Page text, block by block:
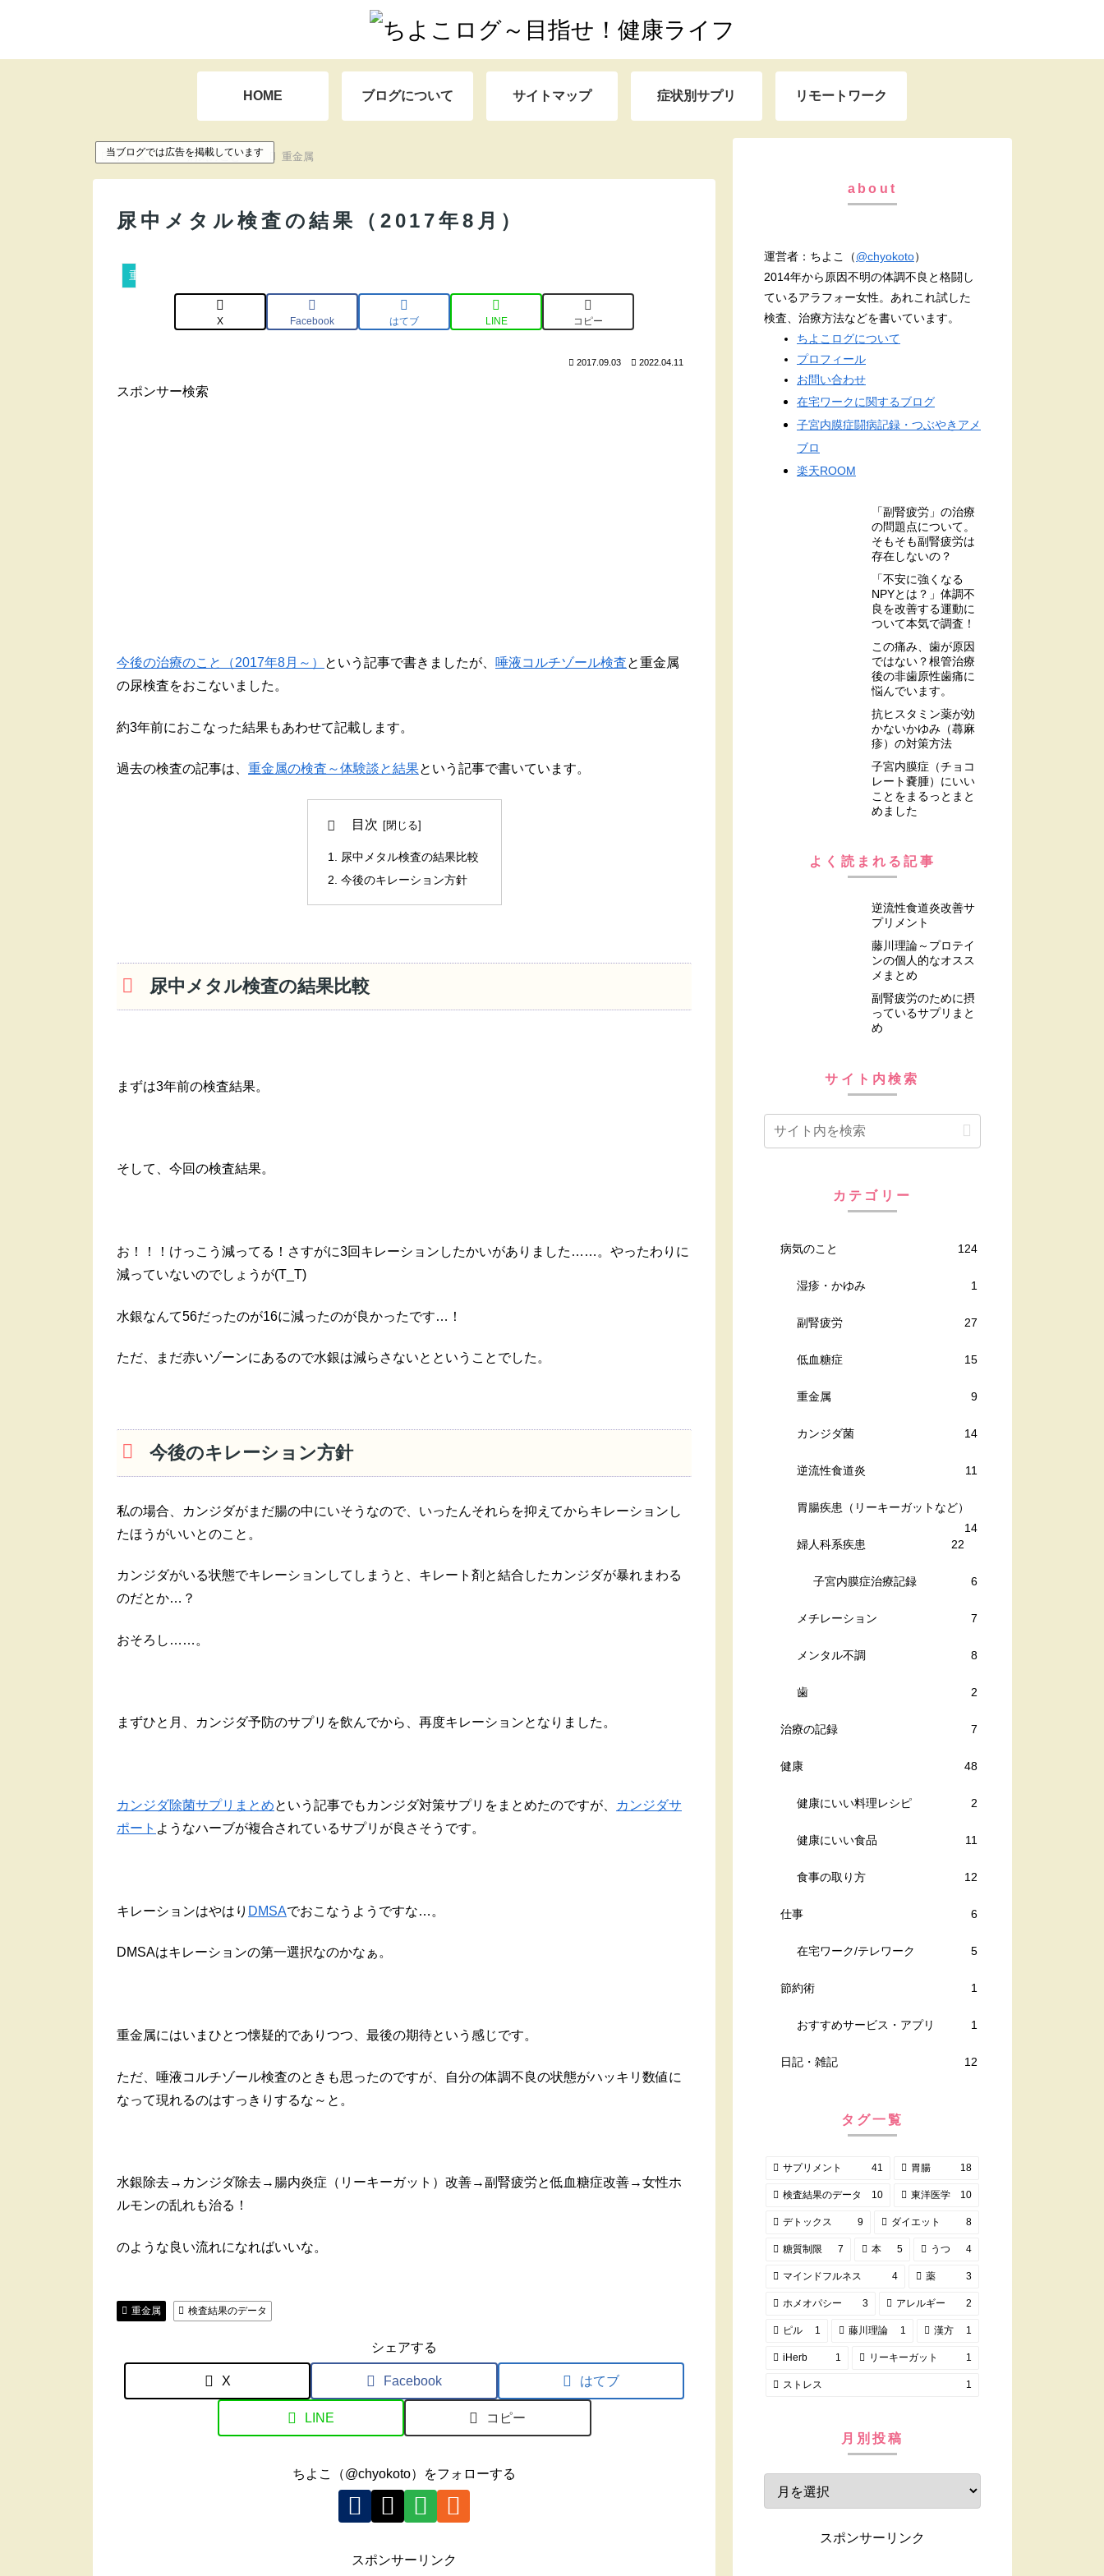
HOME ブログについて サイトマップ 症状別サプリ リモートワーク
当ブログでは広告を掲載しています
ホーム 病気のこと 重金属
尿中メタル検査の結果（2017年8月）
重金属
X Facebook はてブ LINE コピー
2017.09.03 2022.04.11
スポンサー検索
今後の治療のこと（2017年8月～） という記事で書きましたが、 唾液コルチゾール検査と重金属
の尿検査をおこないました。
約3年前におこなった結果もあわせて記載します。
過去の検査の記事は、 重金属の検査～体験談と結果という記事で書いています。
目次
尿中メタル検査の結果比較
今後のキレーション方針
尿中メタル検査の結果比較
まずは3年前の検査結果。
そして、今回の検査結果。
お！！！けっこう減ってる！さすがに3回キレーションしたかいがありました……。やったわりに
減っていないのでしょうが(T_T)
水銀なんて56だったのが16に減ったのが良かったです…！
ただ、まだ赤いゾーンにあるので水銀は減らさないとということでした。
今後のキレーション方針
私の場合、カンジダがまだ腸の中にいそうなので、いったんそれらを抑えてからキレーションし
たほうがいいとのこと。
カンジダがいる状態でキレーションしてしまうと、キレート剤と結合したカンジダが暴れまわる
のだとか…？
おそろし……。
まずひと月、カンジダ予防のサプリを飲んでから、再度キレーションとなりました。
カンジダ除菌サプリまとめという記事でもカンジダ対策サプリをまとめたのですが、
カンジダサ
ポート ようなハーブが複合されているサプリが良さそうです。
キレーションはやはり DMSAでおこなうようですな…。
DMSAはキレーションの第一選択なのかなぁ。
重金属にはいまひとつ懐疑的でありつつ、最後の期待という感じです。
ただ、唾液コルチゾール検査のときも思ったのですが、自分の体調不良の状態がハッキリ数値に
なって現れるのはすっきりするな～と。
水銀除去→カンジダ除去→腸内炎症（リーキーガット）改善→副腎疲労と低血糖症改善→女性ホ
ルモンの乱れも治る！
のような良い流れになればいいな。
重金属 検査結果のデータ
シェアする
X Facebook はてブ
LINE コピー
ちよこ（@chyokoto）をフォローする
スポンサーリンク
about
運営者：ちよこ（@chyokoto）
2014年から原因不明の体調不良と格闘し
ているアラフォー女性。あれこれ試した
検査、治療方法などを書いています。
ちよこログについて
プロフィール
お問い合わせ
在宅ワークに関するブログ
子宮内膜症闘病記録・つぶやきアメ
ブロ
楽天ROOM
「副腎疲労」の治療
の問題点について。
そもそも副腎疲労は
存在しないの？
「不安に強くなる
NPYとは？」体調不
良を改善する運動に
ついて本気で調査！
この痛み、歯が原因
ではない？根管治療
後の非歯原性歯痛に
悩んでいます。
抗ヒスタミン薬が効
かないかゆみ（蕁麻
疹）の対策方法
子宮内膜症（チョコ
レート嚢腫）にいい
ことをまるっとまと
めました
よく読まれる記事
逆流性食道炎改善サ
プリメント
藤川理論～プロテイ
ンの個人的なオスス
メまとめ
副腎疲労のために摂
っているサプリまと
め
サイト内検索
カテゴリー
病気のこと 124
湿疹・かゆみ 1
副腎疲労 27
低血糖症 15
重金属 9
カンジダ菌 14
逆流性食道炎 11
胃腸疾患（リーキーガットなど）
14
婦人科系疾患
22
子宮内膜症治療記録 6
メチレーション 7
メンタル不調 8
歯 2
治療の記録 7
健康 48
健康にいい料理レシピ 2
健康にいい食品 11
食事の取り方 12
仕事 6
在宅ワーク/テレワーク 5
節約術 1
おすすめサービス・アプリ 1
日記・雑記 12
タグ一覧
サプリメント 41 胃腸 18
検査結果のデータ 10 東洋医学 10
デトックス 9 ダイエット 8
糖質制限 7 本 5 うつ 4
マインドフルネス 4 薬 3
ホメオパシー 3 アレルギー 2
ピル 1 藤川理論 1 漢方 1
iHerb 1 リーキーガット 1
ストレス 1
月別投稿
スポンサーリンク